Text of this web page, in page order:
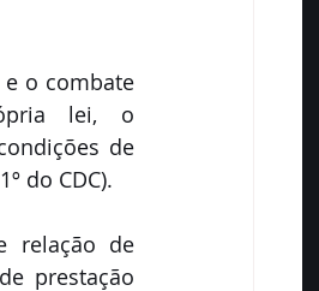
e o combate
lei, o
de
do CDC).
relação de
prestação